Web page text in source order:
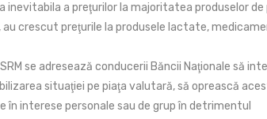
inevitabila a preţurilor la majoritatea produselor de
au crescut preţurile la produsele lactate,
se adresează conducerii Băncii Naţionale să
situaţiei pe piaţa valutară, să oprească
în interese personale sau de grup în detrimentul